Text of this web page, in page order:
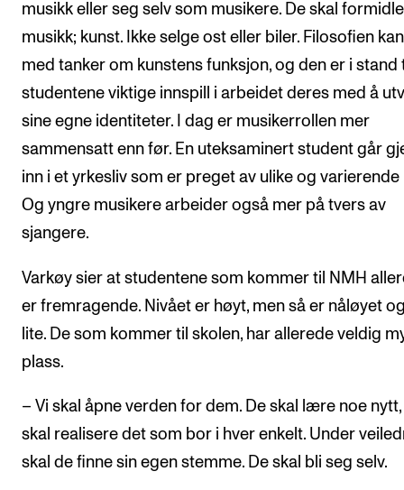
musikk eller seg selv som musikere. De skal formidle
musikk; kunst. Ikke selge ost eller biler. Filosofien
med tanker om kunstens funksjon, og den er i stand
studentene viktige innspill i arbeidet deres med å
sine egne identiteter. I dag er musikerrollen mer
sammensatt enn før. En uteksaminert student går
inn i et yrkesliv som er preget av ulike og varierende
Og yngre musikere arbeider også mer på tvers av
sjangere.
Varkøy sier at studentene som kommer til NMH
er fremragende. Nivået er høyt, men så er nåløyet
lite. De som kommer til skolen, har allerede veldig
plass.
– Vi skal åpne verden for dem. De skal lære noe
skal realisere det som bor i hver enkelt. Under
skal de finne sin egen stemme. De skal bli seg selv.